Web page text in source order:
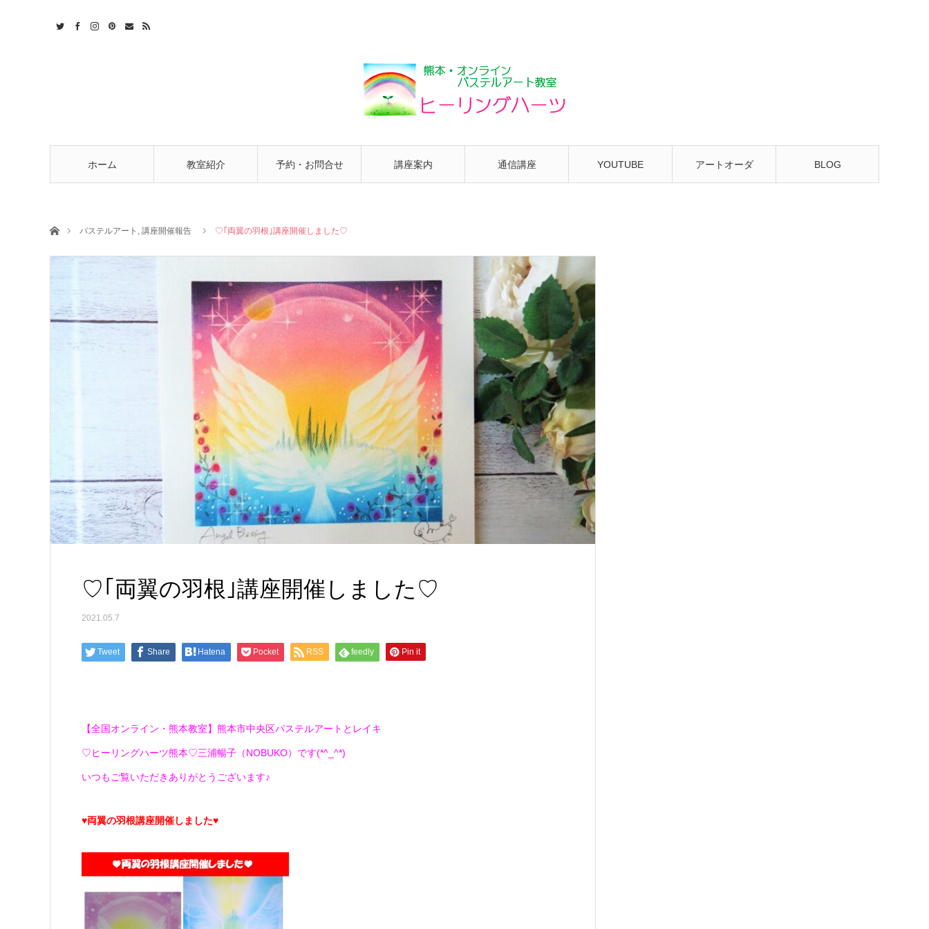
ホーム 教室紹介 予約・お問合せ 講座案内 通信講座 YOUTUBE アートオーダ BLOG
ホームパステルアート , 講座開催報告 ♡｢両翼の羽根｣講座開催しました♡
♡｢両翼の羽根｣講座開催しました♡
2021.05.7
Tweet Share Hatena Pocket RSS feedly Pin it
【全国オンライン・熊本教室】熊本市中央区パステルアートとレイキ
♡ヒーリングハーツ熊本♡三浦暢子（NOBUKO）です(*^_^*)
いつもご覧いただきありがとうございます♪
♥両翼の羽根講座開催しました♥